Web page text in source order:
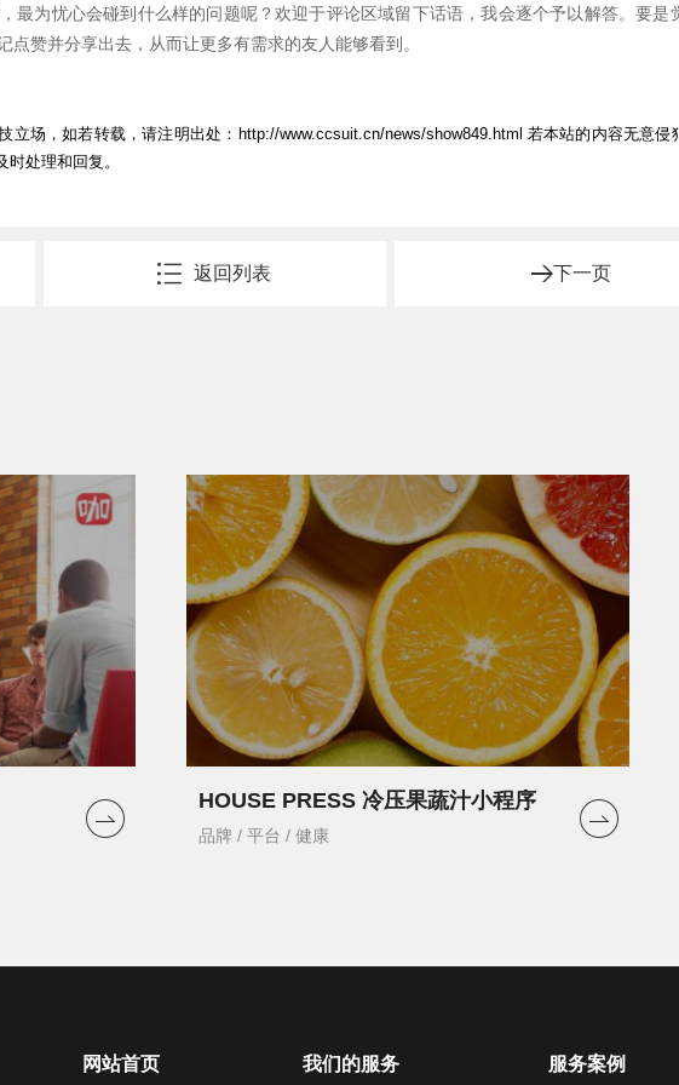
最为忧心会碰到什么样的问题呢？欢迎于评论区域留下话语，我会逐个予以解答。要是
点赞并分享出去，从而让更多有需求的友人能够看到。
立场，如若转载，请注明出处： http://www.ccsuit.cn/news/show849.html 若本站的内容无意侵
处理和回复。
下一页
返回列表
HOUSE PRESS 冷压果蔬汁小程序
品牌 / 平台 / 健康
网站首页 我们的服务 服务案例